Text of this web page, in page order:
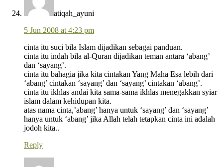
atiqah_ayuni
5 Jun 2008 at 4:23 pm
cinta itu suci bila Islam dijadikan sebagai panduan.
cinta itu indah bila al-Quran dijadikan teman antara ‘abang’
dan ‘sayang’.
cinta itu bahagia jika kita cintakan Yang Maha Esa lebih dari
‘abang’ cintakan ‘sayang’ dan ‘sayang’ cintakan ‘abang’.
cinta itu ikhlas andai kita sama-sama ikhlas menegakkan syiar
islam dalam kehidupan kita.
atas nama cinta,’abang’ hanya untuk ‘sayang’ dan ‘sayang’
hanya untuk ‘abang’ jika Allah telah tetapkan cinta ini adalah
jodoh kita..
Reply